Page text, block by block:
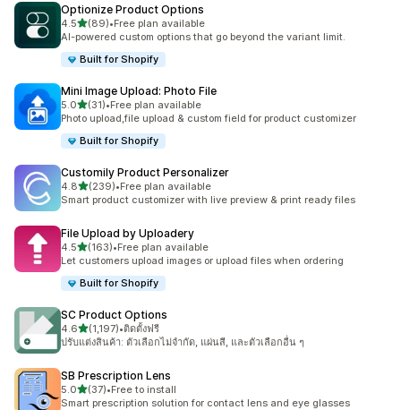
Optionize Product Options
4.5เต็ม 5 ดาว
(89)
ทั้งหมด 89 รีวิว
•Free plan available
AI-powered custom options that go beyond the variant limit.
Built for Shopify
Mini Image Upload: Photo File
5.0เต็ม 5 ดาว
(31)
ทั้งหมด 31 รีวิว
•Free plan available
Photo upload,file upload & custom field for product customizer
Built for Shopify
Customily Product Personalizer
4.8เต็ม 5 ดาว
(239)
ทั้งหมด 239 รีวิว
•Free plan available
Smart product customizer with live preview & print ready files
File Upload by Uploadery
4.5เต็ม 5 ดาว
(163)
ทั้งหมด 163 รีวิว
•Free plan available
Let customers upload images or upload files when ordering
Built for Shopify
SC Product Options
4.6เต็ม 5 ดาว
(1,197)
ทั้งหมด 1197 รีวิว
•ติดตั้งฟรี
ปรับแต่งสินค้า: ตัวเลือกไม่จำกัด, แผ่นสี, และตัวเลือกอื่น ๆ
SB Prescription Lens
5.0เต็ม 5 ดาว
(37)
ทั้งหมด 37 รีวิว
•Free to install
Smart prescription solution for contact lens and eye glasses